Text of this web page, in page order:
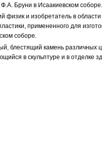
Бруни в Исаакиевском соборе.
физик и изобретатель в
примененного для
соборе.
блестящий камень различных
в скульптуре и в отделке